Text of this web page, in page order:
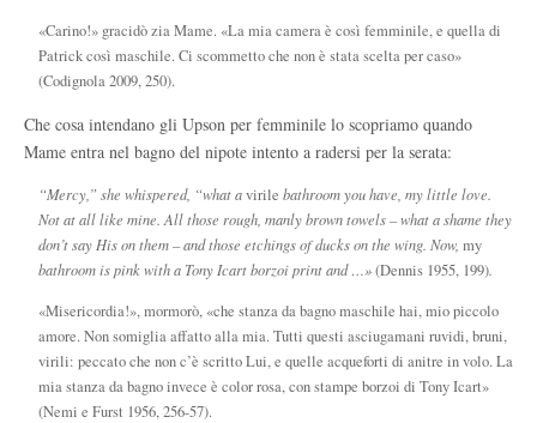
«Carino!» gracidò zia Mame. «La mia camera è così femminile, e quella di
Patrick così maschile. Ci scommetto che non è stata scelta per caso»
(Codignola 2009, 250).
Che cosa intendano gli Upson per femminile lo scopriamo quando
Mame entra nel bagno del nipote intento a radersi per la serata:
“Mercy,” she whispered, “what avirile bathroom you have, my little love.
Not at all like mine. All those rough, manly brown towels – what a shame they
don’t say His on them – and those etchings of ducks on the wing. Now, my
bathroom is pink with a Tony Icart borzoi print and …»(Dennis 1955, 199).
«Misericordia!», mormorò, «che stanza da bagno maschile hai, mio piccolo
amore. Non somiglia affatto alla mia. Tutti questi asciugamani ruvidi, bruni,
virili: peccato che non c’è scritto Lui, e quelle acqueforti di anitre in volo. La
mia stanza da bagno invece è color rosa, con stampe borzoi di Tony Icart»
(Nemi e Furst 1956, 256-57).